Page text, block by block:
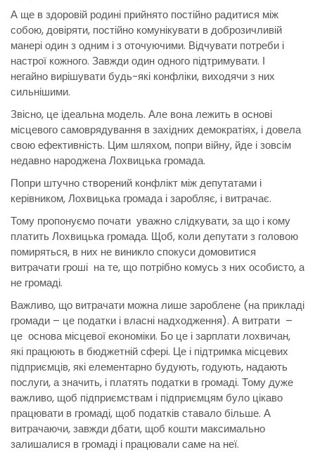
А ще в здоровій родині прийнято постійно радитися між
собою, довіряти, постійно комунікувати в доброзичливій
манері один з одним і з оточуючими. Відчувати потреби і
настрої кожного. Завжди один одного підтримувати. І
негайно вирішувати будь-які конфліки, виходячи з них
сильнішими.
Звісно, це ідеальна модель. Але вона лежить в основі
місцевого самоврядування в західних демократіях, і довела
свою ефективність. Цим шляхом, попри війну, йде і зовсім
недавно народжена Лохвицька громада.
Попри штучно створений конфлікт між депутатами і
керівником, Лохвицька громада і заробляє, і витрачає.
Тому пропонуємо почати уважно слідкувати, за що і кому
платить Лохвицька громада. Щоб, коли депутати з головою
помиряться, в них не виникло спокуси домовитися
витрачати гроші на те, що потрібно комусь з них особисто, а
не громаді.
Важливо, що витрачати можна лише зароблене (на прикладі
громади – це податки і власні надходження). А витрати –
це основа місцевої економіки. Бо це і зарплати лохвичан,
які працюють в бюджетній сфері. Це і підтримка місцевих
підприємців, які елементарно будують, годують, надають
послуги, а значить, і платять податки в громаді. Тому дуже
важливо, щоб підприємствам і підприємцям було цікаво
працювати в громаді, щоб податків ставало більше. А
витрачаючи, завжди дбати, щоб кошти максимально
залишалися в громаді і працювали саме на неї.